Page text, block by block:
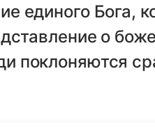
единого Бога,
о
поклоняются